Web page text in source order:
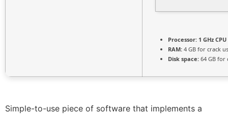
Processor: 1 GHz
RAM: 4 GB for crack
Disk space: 64 GB for
Simple-to-use piece of software that implements a